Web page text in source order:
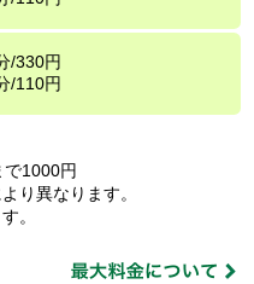
/330円
/110円
で1000円
り異なります。
。